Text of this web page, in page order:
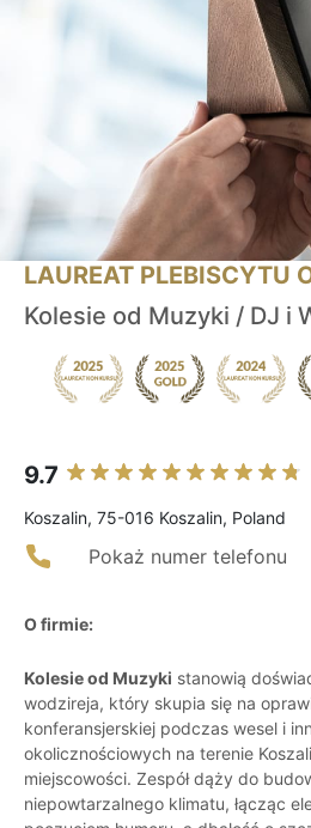
LAUREAT PLEBISCYTU
Kolesie od Muzyki / DJ i
9.7
Koszalin, 75-016 Koszalin, Poland
Pokaż numer telefonu
O firmie:
Kolesie od Muzyki stanowią
wodzireja, który skupia się na
konferansjerskiej podczas wesel i
okolicznościowych na terenie
miejscowości. Zespół dąży do
niepowtarzalnego klimatu, łącząc